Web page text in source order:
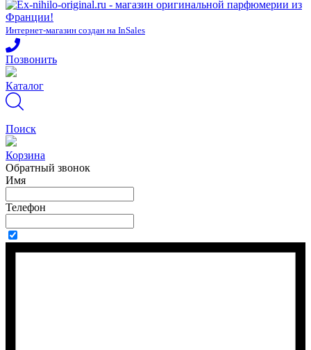
Интернет-магазин создан на InSales
Позвонить
Каталог
Поиск
Корзина
Обратный звонок
Имя
Телефон